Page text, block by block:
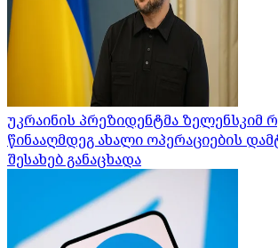
უკრაინის პრეზიდენტმა ზელენსკიმ
წინააღმდეგ ახალი ოპერაციების
შესახებ განაცხადა